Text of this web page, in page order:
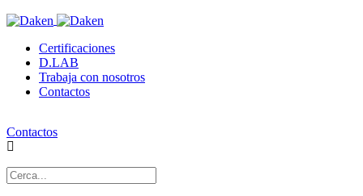
Certificaciones
D.LAB
Trabaja con nosotros
Contactos
Contactos